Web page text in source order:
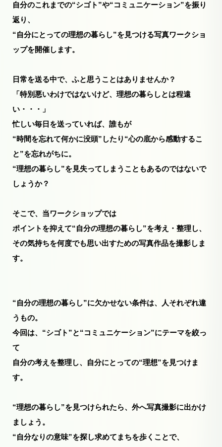
自分のこれまでの“シゴト”や“コミュニケーション”を振り
返り、
“自分にとっての理想の暮らし”を見つける写真ワークショ
ップを開催します。
日常を送る中で、ふと思うことはありませんか？
「特別悪いわけではないけど、理想の暮らしとは程遠
い・・・」
忙しい毎日を送っていれば、誰もが
“時間を忘れて何かに没頭”したり“心の底から感動するこ
と”を忘れがちに。
“理想の暮らし”を見失ってしまうこともあるのではないで
しょうか？
そこで、当ワークショップでは
ポイントを抑えて“自分の理想の暮らし”を考え・整理し、
その気持ちを何度でも思い出すための写真作品を撮影しま
す。
“自分の理想の暮らし”に欠かせない条件は、人それぞれ違
うもの。
今回は、“シゴト”と“コミュニケーション”にテーマを絞っ
て
自分の考えを整理し、自分にとっての“理想”を見つけま
す。
“理想の暮らし”を見つけられたら、外へ写真撮影に出かけ
ましょう。
“自分なりの意味”を探し求めてまちを歩くことで、